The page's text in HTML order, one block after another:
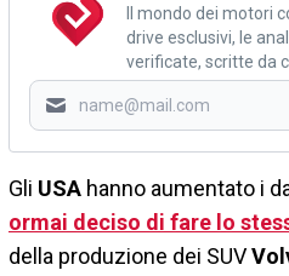
Il mondo dei motori
drive esclusivi, le
verificate, scritte da
Gli USA hanno aumentato i
ormai deciso di fare lo
della produzione dei SUV